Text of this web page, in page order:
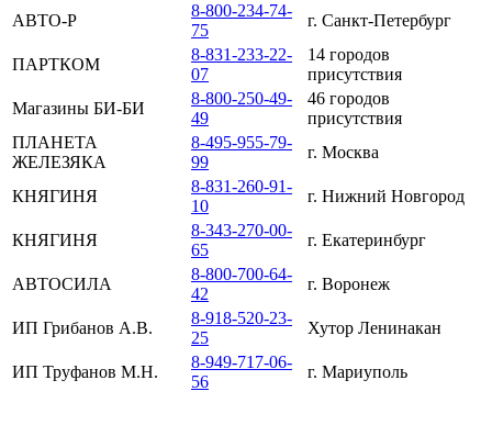
АВТО-Р
8-800-234-74-
75
г. Санкт-Петербург
ПАРТКОМ
8-831-233-22-
07
14 городов
присутствия
Магазины БИ-БИ
8-800-250-49-
49
46 городов
присутствия
ПЛАНЕТА
ЖЕЛЕЗЯКА
8-495-955-79-
99
г. Москва
КНЯГИНЯ
8-831-260-91-
10
г. Нижний Новгород
КНЯГИНЯ
8-343-270-00-
65
г. Екатеринбург
АВТОСИЛА
8-800-700-64-
42
г. Воронеж
ИП Грибанов А.В.
8-918-520-23-
25
Хутор Ленинакан
ИП Труфанов М.Н.
8-949-717-06-
56
г. Мариуполь